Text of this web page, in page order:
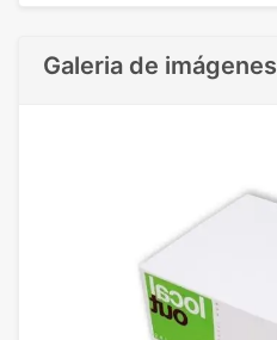
Galeria de imágenes